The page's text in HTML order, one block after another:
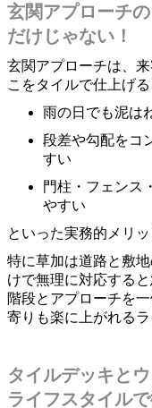
玄関アプローチ
だけじゃない！
玄関アプローチは、
こをタイルで仕上げる
雨の日でも泥は
段差や勾配をコ
すい
門柱・フェンス
やすい
といった実務的メリッ
特に草加は道路と敷
けで無理に対応する
階段とアプローチを
寄りも楽に上がれる
タイルデッキと
ライフスタイル